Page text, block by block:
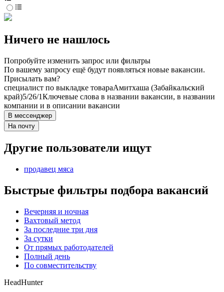
Ничего не нашлось
Попробуйте изменить запрос или фильтры
По вашему запросу ещё будут появляться новые вакансии.
Присылать вам?
специалист по выкладке товараАмитхаша (Забайкальский
край)5/26/1Ключевые слова в названии вакансии, в названии
компании и в описании вакансии
В мессенджер
На почту
Другие пользователи ищут
продавец мяса
Быстрые фильтры подбора вакансий
Вечерняя и ночная
Вахтовый метод
За последние три дня
За сутки
От прямых работодателей
Полный день
По совместительству
HeadHunter